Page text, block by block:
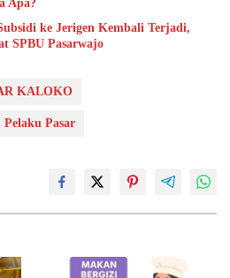
Apa?
ke Jerigen Kembali Terjadi,
SPBU Pasarwajo
KALOKO
Pelaku Pasar